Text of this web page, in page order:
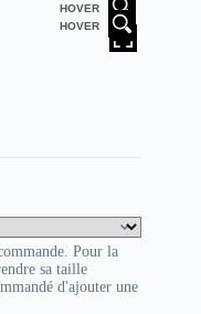
HOVER
HOVER
Pour la
sa taille
d'ajouter une